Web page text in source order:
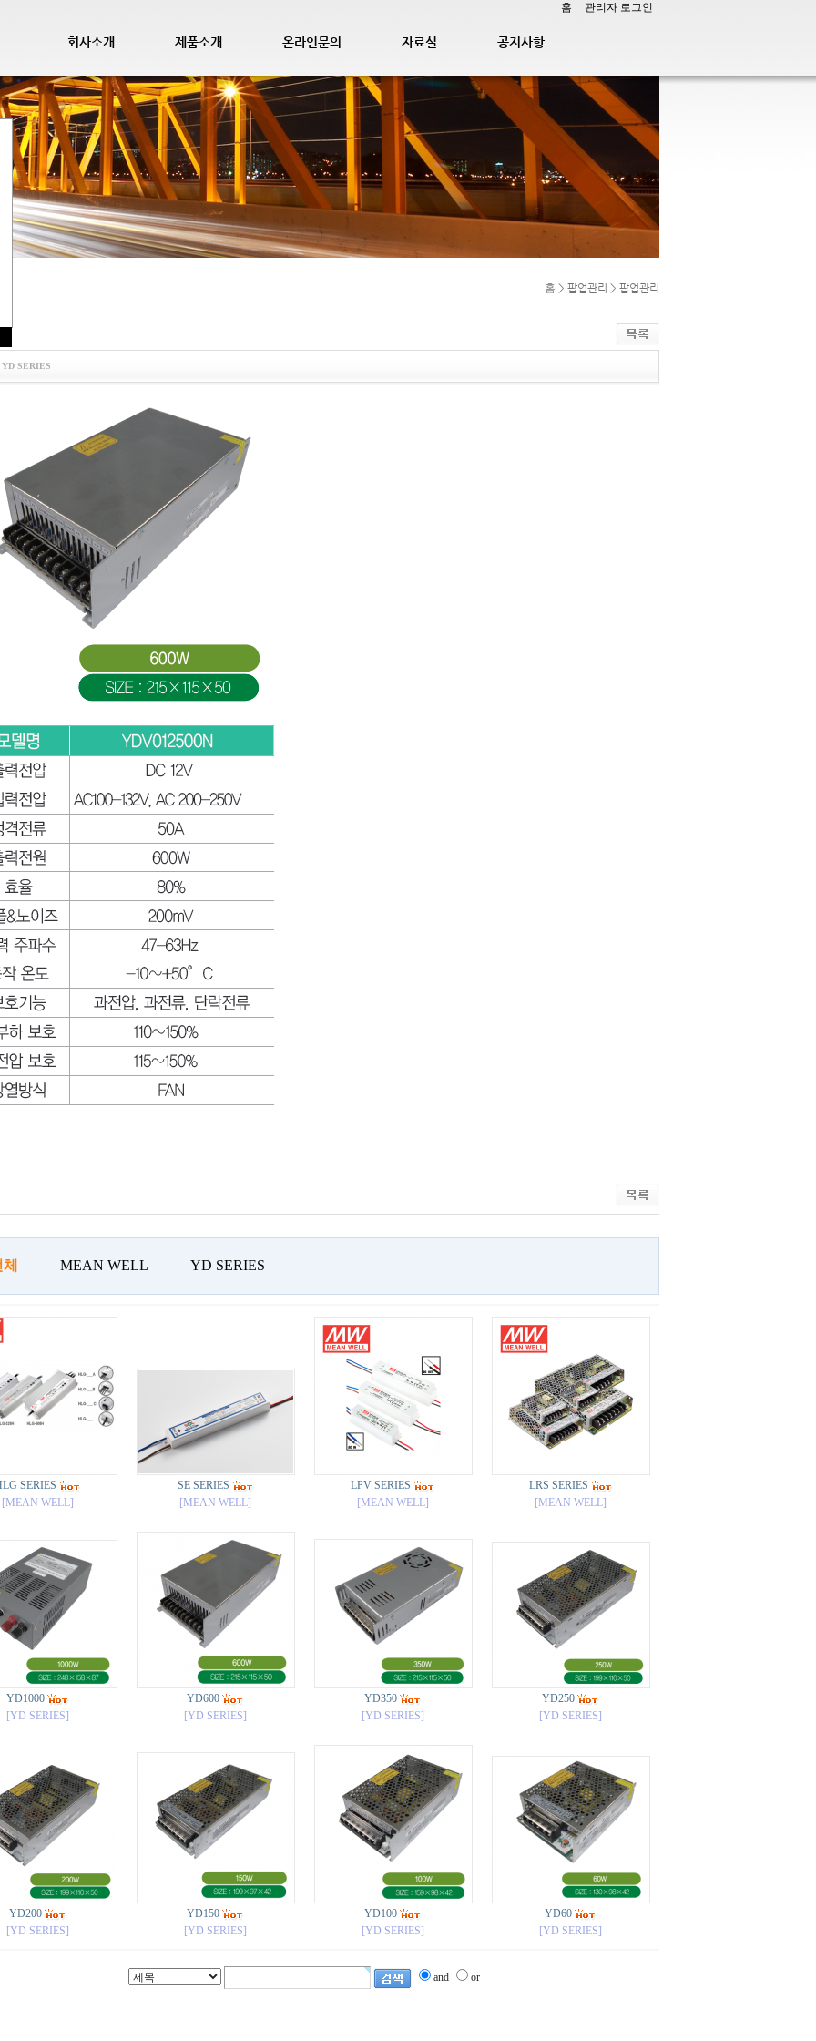
홈 관리자 로그인
회사소개 제품소개 온라인문의 자료실 공지사항
홈 > 팝업관리 > 팝업관리
YD SERIES
MEAN WELL YD SERIES
SERIES
[MEAN WELL]
SE SERIES
[MEAN WELL]
LPV SERIES
[MEAN WELL]
LRS SERIES
[MEAN WELL]
YD1000
[YD SERIES]
YD600
[YD SERIES]
YD350
[YD SERIES]
YD250
[YD SERIES]
YD200
[YD SERIES]
YD150
[YD SERIES]
YD100
[YD SERIES]
YD60
[YD SERIES]
and or